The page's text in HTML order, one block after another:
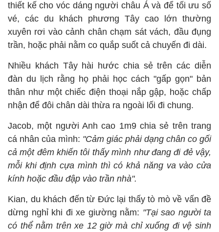
thiết kế cho vóc dáng người châu Á và để tối ưu số
vé, các du khách phương Tây cao lớn thường
xuyên rơi vào cảnh chân chạm sát vách, đầu đụng
trần, hoặc phải nằm co quắp suốt cả chuyến đi dài.
Nhiều khách Tây hài hước chia sẻ trên các diễn
đàn du lịch rằng họ phải học cách "gấp gọn" bản
thân như một chiếc điện thoại nắp gập, hoặc chấp
nhận để đôi chân dài thừa ra ngoài lối đi chung.
Jacob, một người Anh cao 1m9 chia sẻ trên trang
cá nhân của mình: "Cảm giác phải dạng chân co gối
cả một đêm khiến tôi thấy mình như đang đi đẻ vậy,
mỗi khi định cựa mình thì có khả năng va vào cửa
kính hoặc đầu đập vào trần nhà".
Kian, du khách đến từ Đức lại thấy tò mò về vấn đề
dừng nghỉ khi đi xe giường nằm: "Tại sao người ta
có thể nằm trên xe 12 giờ mà chỉ xuống đi vệ sinh